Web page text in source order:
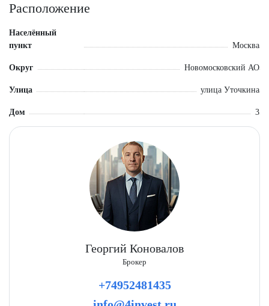
Расположение
Населённый
пункт
Москва
Округ Новомосковский АО
Улица улица Уточкина
Дом 3
Георгий Коновалов
Брокер
+74952481435